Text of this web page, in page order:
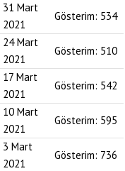
31 Mart
2021
Gösterim: 534
24 Mart
2021
Gösterim: 510
17 Mart
2021
Gösterim: 542
10 Mart
2021
Gösterim: 595
3 Mart
2021
Gösterim: 736